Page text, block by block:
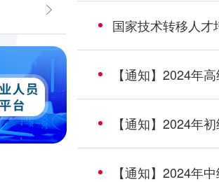
国家技术转移人才培养
【通知】2024年
【通知】2024年
【通知】2024年